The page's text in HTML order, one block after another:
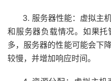
3. 服务器性能：虚拟主
和服务器负载情况。如果
多，服务器的性能可能会下
较慢，并增加响应时间。